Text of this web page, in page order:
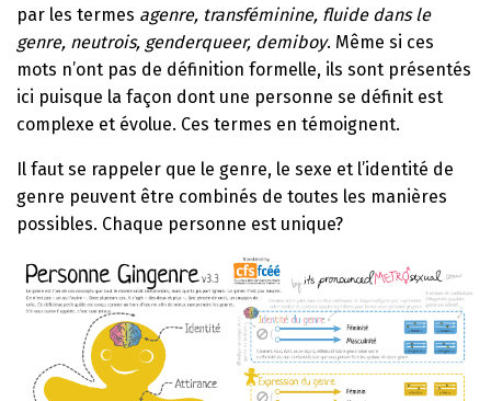
par les termes agenre, transféminine, fluide dans le
genre, neutrois, genderqueer, demiboy. Même si ces
mots n’ont pas de définition formelle, ils sont présentés
ici puisque la façon dont une personne se définit est
complexe et évolue. Ces termes en témoignent.
Il faut se rappeler que le genre, le sexe et l’identité de
genre peuvent être combinés de toutes les manières
possibles. Chaque personne est unique?